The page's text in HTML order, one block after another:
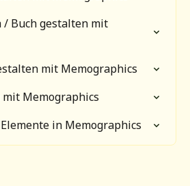
/ Buch gestalten mit
mit Memographics
Memographics
in Memographics